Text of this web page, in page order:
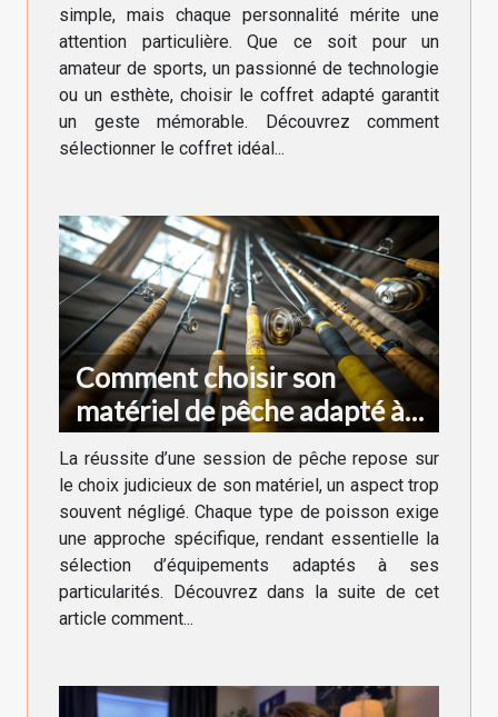
simple, mais chaque personnalité mérite une
attention particulière. Que ce soit pour un
amateur de sports, un passionné de technologie
ou un esthète, choisir le coffret adapté garantit
un geste mémorable. Découvrez comment
sélectionner le coffret idéal...
Comment choisir son
matériel de pêche adapté à
chaque type de poisson
La réussite d’une session de pêche repose sur
le choix judicieux de son matériel, un aspect trop
souvent négligé. Chaque type de poisson exige
une approche spécifique, rendant essentielle la
sélection d’équipements adaptés à ses
particularités. Découvrez dans la suite de cet
article comment...